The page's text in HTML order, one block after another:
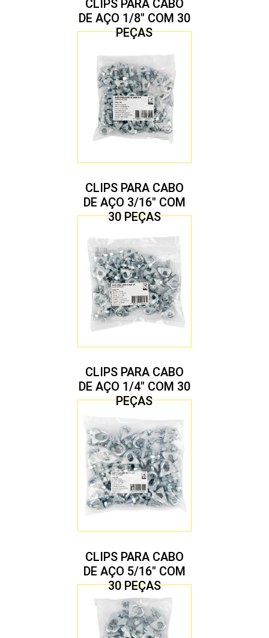
CLIPS PARA CABO
DE AÇO 1/8″ COM 30
PEÇAS
CLIPS PARA CABO
DE AÇO 3/16″ COM
30 PEÇAS
CLIPS PARA CABO
DE AÇO 1/4″ COM 30
PEÇAS
CLIPS PARA CABO
DE AÇO 5/16″ COM
30 PEÇAS